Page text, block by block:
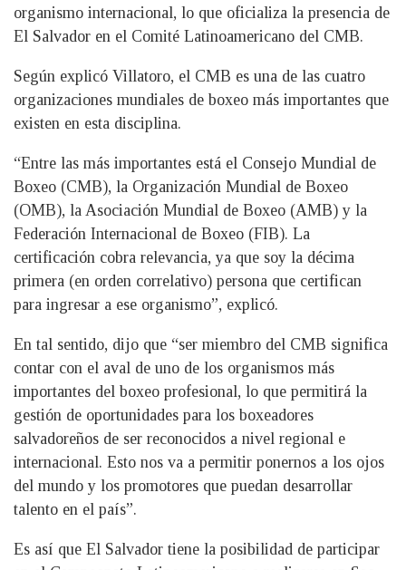
organismo internacional, lo que oficializa la presencia de
El Salvador en el Comité Latinoamericano del CMB.
Según explicó Villatoro, el CMB es una de las cuatro
organizaciones mundiales de boxeo más importantes que
existen en esta disciplina.
“Entre las más importantes está el Consejo Mundial de
Boxeo (CMB), la Organización Mundial de Boxeo
(OMB), la Asociación Mundial de Boxeo (AMB) y la
Federación Internacional de Boxeo (FIB). La
certificación cobra relevancia, ya que soy la décima
primera (en orden correlativo) persona que certifican
para ingresar a ese organismo”, explicó.
En tal sentido, dijo que “ser miembro del CMB significa
contar con el aval de uno de los organismos más
importantes del boxeo profesional, lo que permitirá la
gestión de oportunidades para los boxeadores
salvadoreños de ser reconocidos a nivel regional e
internacional. Esto nos va a permitir ponernos a los ojos
del mundo y los promotores que puedan desarrollar
talento en el país”.
Es así que El Salvador tiene la posibilidad de participar